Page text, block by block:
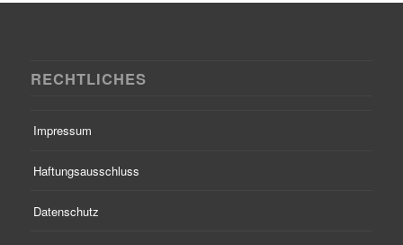
RECHTLICHES
Impressum
Haftungsausschluss
Datenschutz